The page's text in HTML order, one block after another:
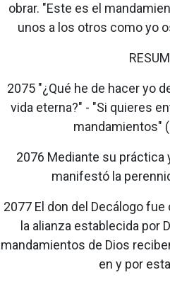
obrar. "Este es el
unos a los otros como yo
2075 "¿Qué he de hacer yo
vida eterna?" - "Si quieres
mandamientos"
2076 Mediante su práctica
manifestó la
2077 El don del Decálogo
la alianza establecida por
mandamientos de Dios
en y por